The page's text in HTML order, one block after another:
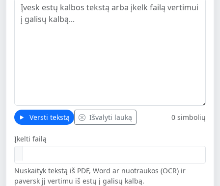
Versti tekstą Išvalyti lauką 0 simbolių
Įkelti failą
Nuskaityk tekstą iš PDF, Word ar nuotraukos (OCR) ir
paversk jį vertimu iš estų į galisų kalbą.